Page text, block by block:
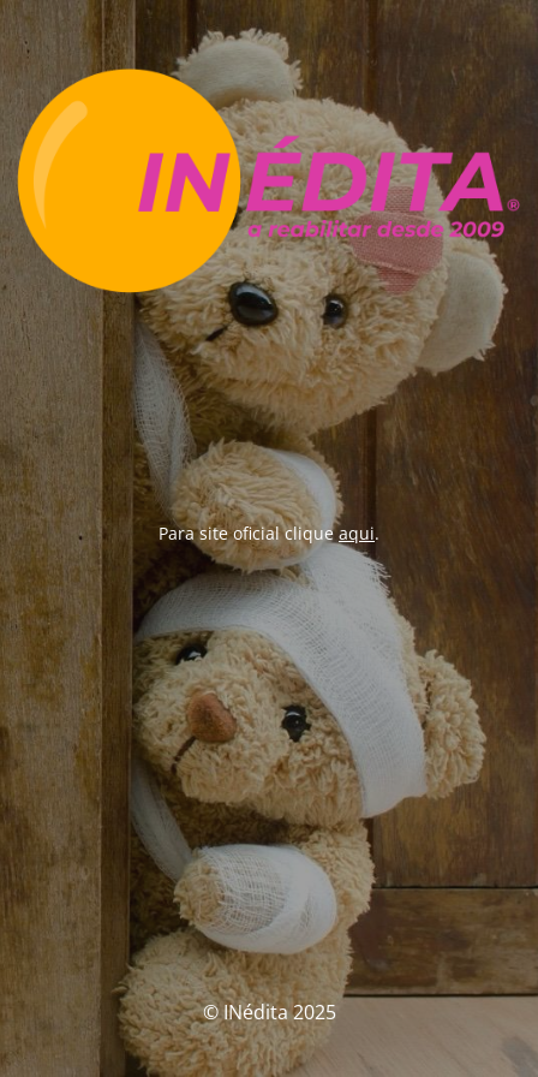
Para site oficial cliqueaqui.
© INédita 2025